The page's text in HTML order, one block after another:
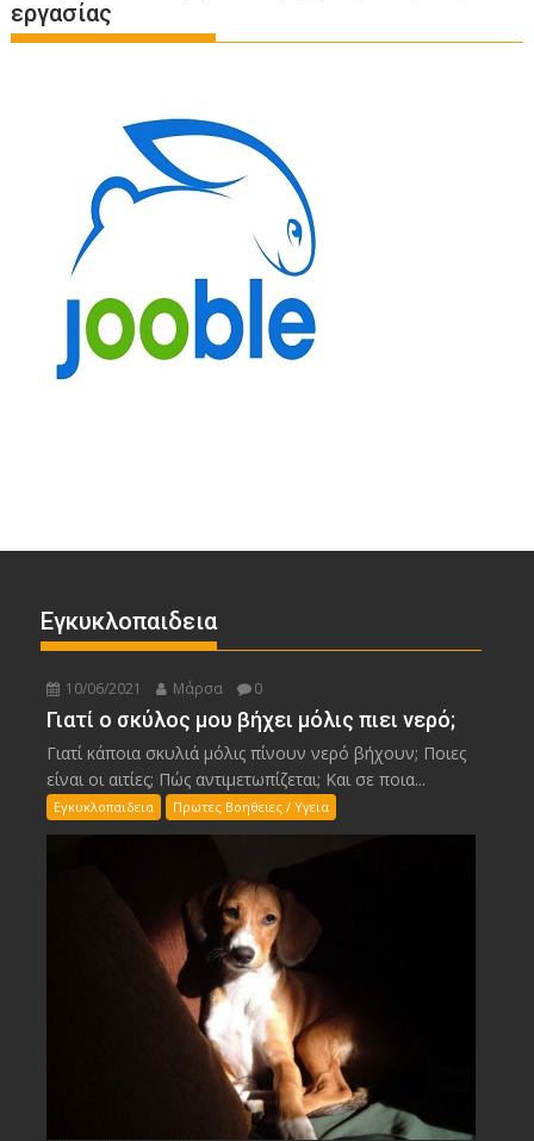
εργασίας
Εγκυκλοπαιδεια
10/06/2021 Μάρσα 0
Γιατί ο σκύλος μου βήχει μόλις πιει νερό;
Γιατί κάποια σκυλιά μόλις πίνουν νερό βήχουν; Ποιες
είναι οι αιτίες; Πώς αντιμετωπίζεται; Και σε ποια...
Εγκυκλοπαιδεια Πρωτες Βοηθειες / Υγεια